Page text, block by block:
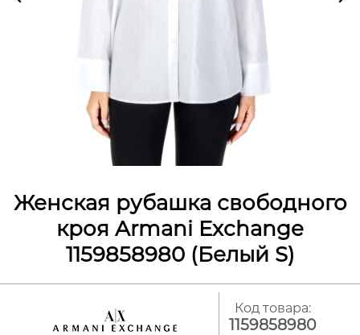
Женская рубашка свободного
кроя Armani Exchange
1159858980 (Белый S)
Код товара:
1159858980